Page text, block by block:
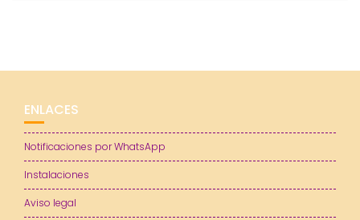
ENLACES
Notificaciones por WhatsApp
Instalaciones
Aviso legal